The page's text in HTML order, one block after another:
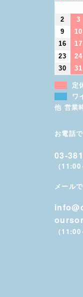
2
3
9
10
16
17
23
24
30
31
定
ワ
他 営業
お電話
03-
（11:00
メール
（11:00